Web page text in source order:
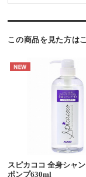
この商品を見た方は
スピカココ 全身シャ
ポンプ630ml